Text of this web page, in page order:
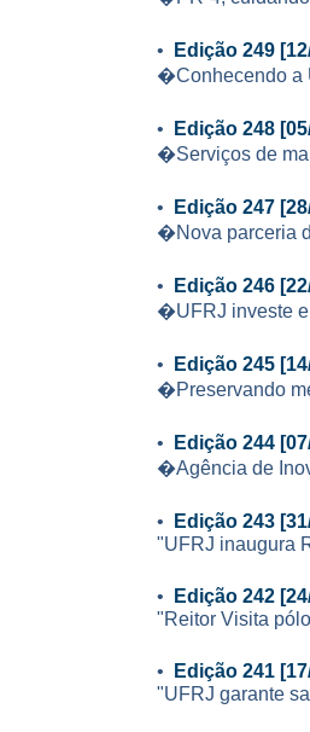
• Edição 249
�Conhecendo a
• Edição 248
�Serviços de
• Edição 247
�Nova parceria
• Edição 246
�UFRJ investe
• Edição 245
�Preservando
• Edição 244
�Agência de
• Edição 243
"UFRJ inaugura
• Edição 242
"Reitor Visita
• Edição 241
"UFRJ garante